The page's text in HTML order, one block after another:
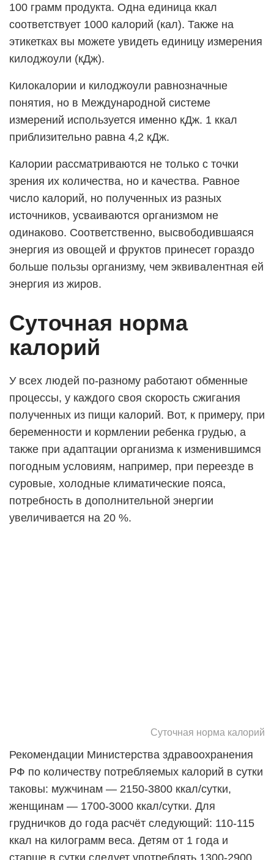
100 грамм продукта. Одна единица ккал
соответствует 1000 калорий (кал). Также на
этикетках вы можете увидеть единицу измерения
килоджоули (кДж).
Килокалории и килоджоули равнозначные
понятия, но в Международной системе
измерений используется именно кДж. 1 ккал
приблизительно равна 4,2 кДж.
Калории рассматриваются не только с точки
зрения их количества, но и качества. Равное
число калорий, но полученных из разных
источников, усваиваются организмом не
одинаково. Соответственно, высвободившаяся
энергия из овощей и фруктов принесет гораздо
больше пользы организму, чем эквивалентная ей
энергия из жиров.
Суточная норма
калорий
У всех людей по-разному работают обменные
процессы, у каждого своя скорость сжигания
полученных из пищи калорий. Вот, к примеру, при
беременности и кормлении ребенка грудью, а
также при адаптации организма к изменившимся
погодным условиям, например, при переезде в
суровые, холодные климатические пояса,
потребность в дополнительной энергии
увеличивается на 20 %.
Суточная норма калорий
Рекомендации Министерства здравоохранения
РФ по количеству потребляемых калорий в сутки
таковы: мужчинам — 2150-3800 ккал/сутки,
женщинам — 1700-3000 ккал/сутки. Для
грудничков до года расчёт следующий: 110-115
ккал на килограмм веса. Детям от 1 года и
старше в сутки следует употреблять 1300-2900